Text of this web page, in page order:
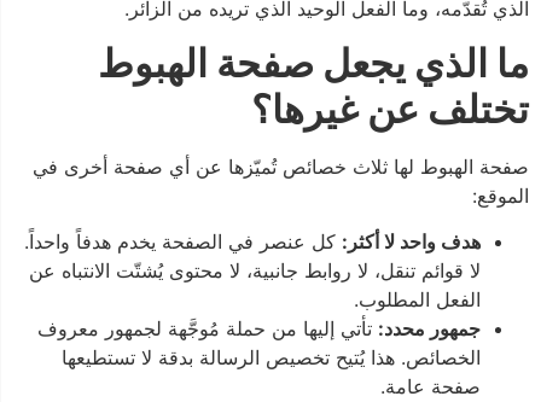
الذي تُقدّمه، وما الفعل الوحيد الذي تريده من الزائر.
ما الذي يجعل صفحة الهبوط
تختلف عن غيرها؟
صفحة الهبوط لها ثلاث خصائص تُميّزها عن أي صفحة أخرى في
الموقع:
هدف واحد لا أكثر: كل عنصر في الصفحة يخدم هدفاً واحداً.
لا قوائم تنقل، لا روابط جانبية، لا محتوى يُشتّت الانتباه عن
الفعل المطلوب.
جمهور محدد:تأتي إليها من حملة مُوجَّهة لجمهور معروف
الخصائص. هذا يُتيح تخصيص الرسالة بدقة لا تستطيعها
صفحة عامة.